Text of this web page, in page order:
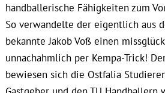
handballerische Fähigkeiten zum
So verwandelte der eigentlich aus
bekannte Jakob Voß einen
unnachahmlich per Kempa-Trick!
bewiesen sich die Ostfalia